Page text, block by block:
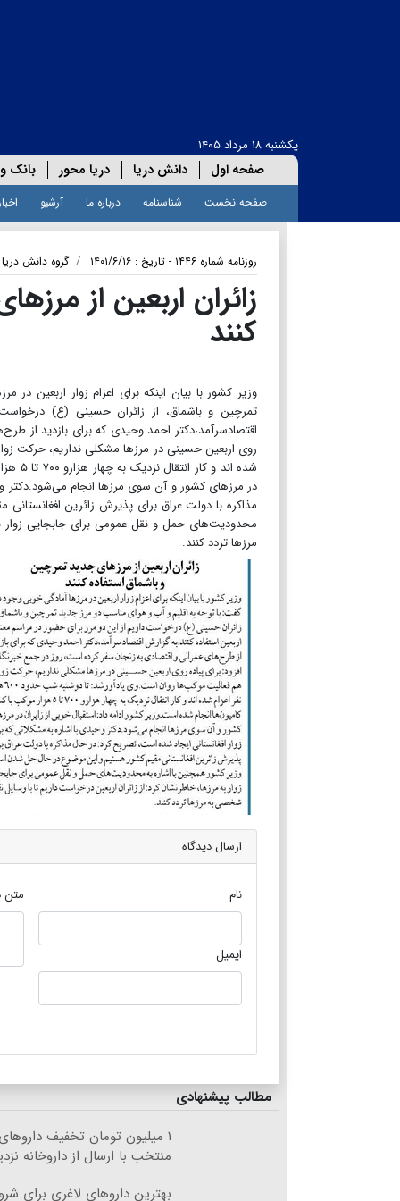
یکشنبه ۱۸ مرداد ۱۴۰۵
صفحه اول دانش دریا دریا محور بانک
صفحه نخست شناسنامه درباره ما آرشیو
روزنامه شماره ۱۴۴۶ - تاریخ : ۱۴۰۱/۶/۱۶ گروه دانش دریا
زائران اربعین از
کنند
وزیر کشور با بیان اینکه برای اعزام زوار اربعین
تمرچین و باشماق، از زائران حسینی (ع)
اقتصادسرآمد،دکتر احمد وحیدی که برای بازدید از
شده
در مرز‌های کشور و آن سوی مرز‌ها انجام می‌شود.دکتر
مذاکره با دولت عراق برای پذیرش زائرین
محدودیت‌های حمل و نقل عمومی برای جابجایی زوار
مرز‌ها تردد کنند.
ارسال دیدگاه
نام
ایمیل
متن
مطالب پیشنهادی
۱ میلیون تومان تخفیف
منتخب با ارسال از داروخانه
بهترین داروهای لاغری برای